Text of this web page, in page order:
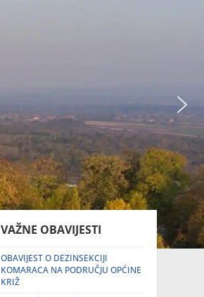
VAŽNE OBAVIJESTI
OBAVIJEST O DEZINSEKCIJI
KOMARACA NA PODRUČJU OPĆINE
KRIŽ